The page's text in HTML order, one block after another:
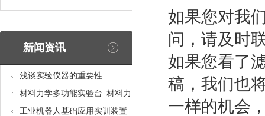
新闻资讯
浅谈实验仪器的重要性
材料力学多功能实验台_材料力
学多功能考核实验实训设备
工业机器人基础应用实训装置
如果您对我
问，请及时
如果您看了
稿，我们也
一样的机会